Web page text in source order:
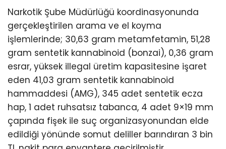
Narkotik Şube Müdürlüğü koordinasyonunda
gerçekleştirilen arama ve el koyma
işlemlerinde; 30,63 gram metamfetamin, 51,28
gram sentetik kannabinoid (bonzai), 0,36 gram
esrar, yüksek illegal üretim kapasitesine işaret
eden 41,03 gram sentetik kannabinoid
hammaddesi (AMG), 345 adet sentetik ecza
hap, 1 adet ruhsatsız tabanca, 4 adet 9×19 mm
çapında fişek ile suç organizasyonundan elde
edildiği yönünde somut deliller barındıran 3 bin